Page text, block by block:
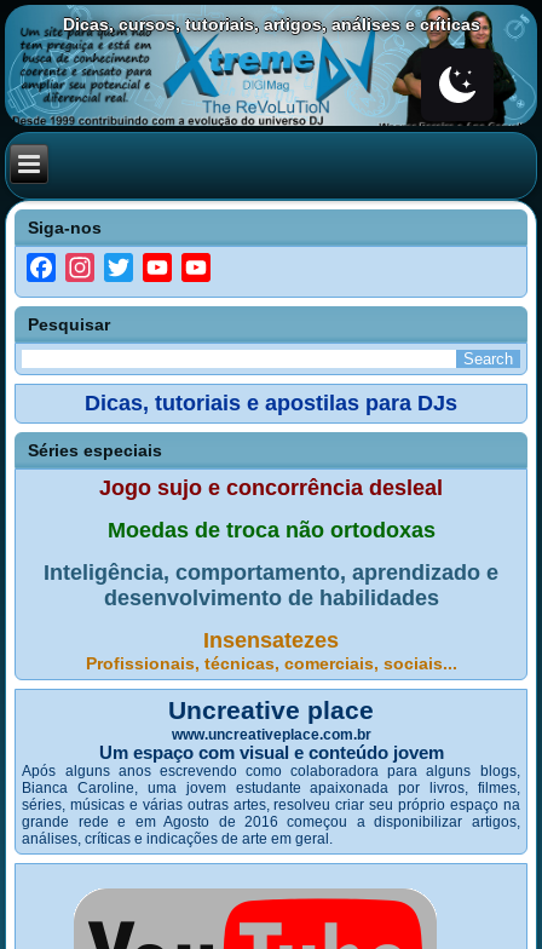
Dicas, cursos, tutoriais, artigos, análises e críticas
Siga-nos
FacebookInstagramTwitterYouTube
Channel
Pesquisar
Dicas, tutoriais e apostilas para DJs
Séries especiais
Jogo sujo e concorrência desleal
Moedas de troca não ortodoxas
Inteligência, comportamento, aprendizado e
desenvolvimento de habilidades
Insensatezes
Profissionais, técnicas, comerciais, sociais...
Uncreative place
www.uncreativeplace.com.br
Um espaço com visual e conteúdo jovem
Após alguns anos escrevendo como colaboradora para alguns blogs,
Bianca Caroline, uma jovem estudante apaixonada por livros, filmes,
séries, músicas e várias outras artes, resolveu criar seu próprio espaço na
grande rede e em Agosto de 2016 começou a disponibilizar artigos,
análises, críticas e indicações de arte em geral.